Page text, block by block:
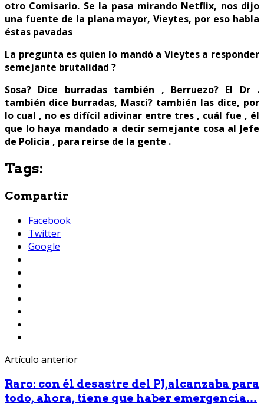
otro Comisario. Se la pasa mirando Netflix, nos dijo
una fuente de la plana mayor, Vieytes, por eso habla
éstas pavadas
La pregunta es quien lo mandó a Vieytes a responder
semejante brutalidad ?
Sosa? Dice burradas también , Berruezo? El Dr .
también dice burradas, Masci? también las dice, por
lo cual , no es difícil adivinar entre tres , cuál fue , él
que lo haya mandado a decir semejante cosa al Jefe
de Policía , para reírse de la gente .
Tags:
Compartir
Facebook
Twitter
Google
Artículo anterior
Raro: con él desastre del PJ,alcanzaba para
todo, ahora, tiene que haber emergencia...